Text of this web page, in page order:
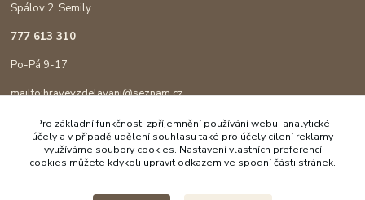
Spálov 2, Semily
777 613 310
Po-Pá 9-17
mailto:hravevzdelavani@seznam.cz
Pro základní funkčnost, zpříjemnění používání webu, analytické
účely a v případě udělení souhlasu také pro účely cílení reklamy
využíváme soubory cookies. Nastavení vlastních preferencí
cookies můžete kdykoli upravit odkazem ve spodní části stránek.